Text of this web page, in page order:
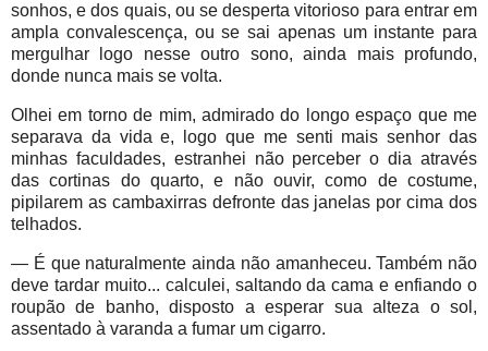
sonhos, e dos quais, ou se desperta vitorioso para entrar em
ampla convalescença, ou se sai apenas um instante para
mergulhar logo nesse outro sono, ainda mais profundo,
donde nunca mais se volta.
Olhei em torno de mim, admirado do longo espaço que me
separava da vida e, logo que me senti mais senhor das
minhas faculdades, estranhei não perceber o dia através
das cortinas do quarto, e não ouvir, como de costume,
pipilarem as cambaxirras defronte das janelas por cima dos
telhados.
— É que naturalmente ainda não amanheceu. Também não
deve tardar muito... calculei, saltando da cama e enfiando o
roupão de banho, disposto a esperar sua alteza o sol,
assentado à varanda a fumar um cigarro.